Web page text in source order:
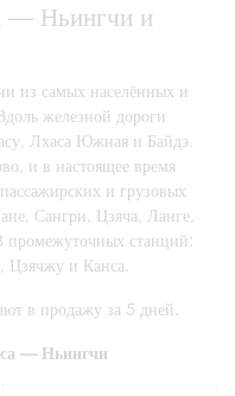
— Ньингчи и
из самых населённых и
железной дороги
Лхаса Южная и Байдэ.
и в настоящее время
и грузовых
Сангри, Цзяча, Ланге,
промежуточных станций:
и Канса.
в продажу за 5 дней.
— Ньингчи